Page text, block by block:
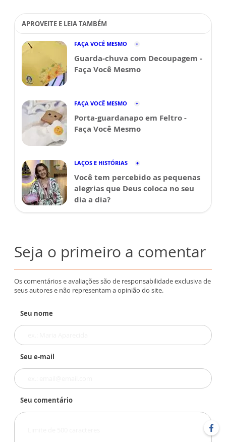
APROVEITE E LEIA TAMBÉM
FAÇA VOCÊ MESMO
Guarda-chuva com Decoupagem -
Faça Você Mesmo
FAÇA VOCÊ MESMO
Porta-guardanapo em Feltro -
Faça Você Mesmo
LAÇOS E HISTÓRIAS
Você tem percebido as pequenas
alegrias que Deus coloca no seu
dia a dia?
Seja o primeiro a comentar
Os comentários e avaliações são de responsabilidade exclusiva de
seus autores e não representam a opinião do site.
Seu nome
Seu e-mail
Seu comentário